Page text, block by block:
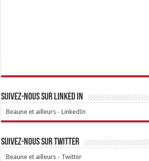
Suivez-nous sur linked IN
Beaune et ailleurs - LinkedIn
Suivez-nous sur Twitter
Beaune et ailleurs - Twitter